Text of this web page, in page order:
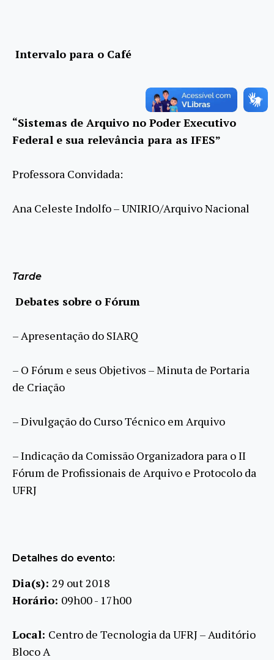
Intervalo para o Café
“Sistemas de Arquivo no Poder Executivo
Federal e sua relevância para as IFES”
Professora Convidada:
Ana Celeste Indolfo – UNIRIO/Arquivo Nacional
Tarde
Debates sobre o Fórum
– Apresentação do SIARQ
– O Fórum e seus Objetivos – Minuta de Portaria
de Criação
– Divulgação do Curso Técnico em Arquivo
– Indicação da Comissão Organizadora para o II
Fórum de Profissionais de Arquivo e Protocolo da
UFRJ
Detalhes do evento:
Dia(s): 29 out 2018
Horário: 09h00 - 17h00
Local: Centro de Tecnologia da UFRJ – Auditório
Bloco A